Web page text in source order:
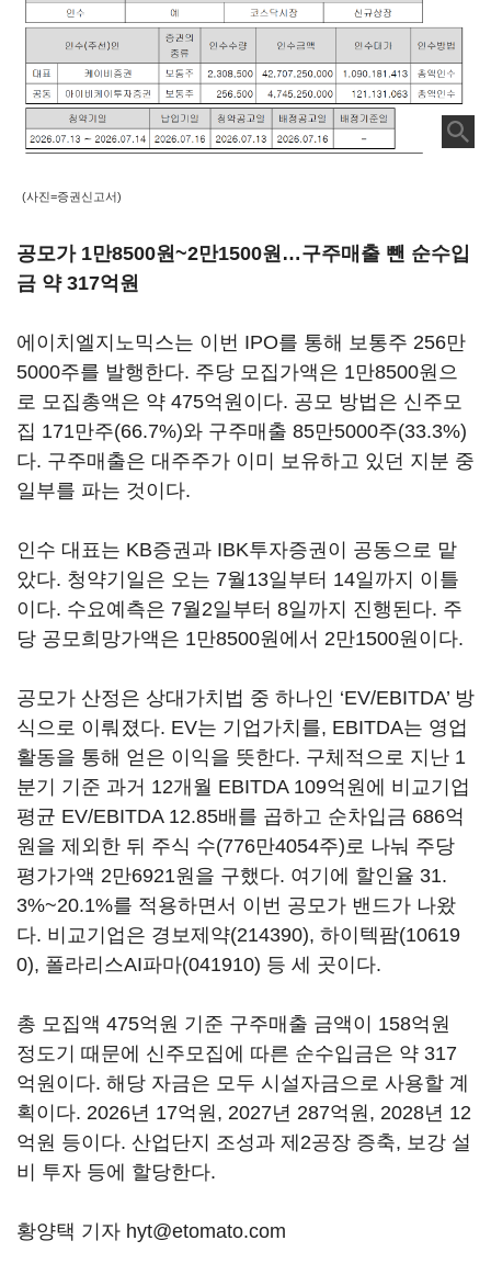
(사진=증권신고서)
공모가 1만8500원~2만1500원…구주매출 뺀 순수입
금 약 317억원
에이치엘지노믹스는 이번 IPO를 통해 보통주 256만
5000주를 발행한다. 주당 모집가액은 1만8500원으
로 모집총액은 약 475억원이다. 공모 방법은 신주모
집 171만주(66.7%)와 구주매출 85만5000주(33.3%)
다. 구주매출은 대주주가 이미 보유하고 있던 지분 중
일부를 파는 것이다.
인수 대표는 KB증권과 IBK투자증권이 공동으로 맡
았다. 청약기일은 오는 7월13일부터 14일까지 이틀
이다. 수요예측은 7월2일부터 8일까지 진행된다. 주
당 공모희망가액은 1만8500원에서 2만1500원이다.
공모가 산정은 상대가치법 중 하나인 ‘EV/EBITDA’ 방
식으로 이뤄졌다. EV는 기업가치를, EBITDA는 영업
활동을 통해 얻은 이익을 뜻한다. 구체적으로 지난 1
분기 기준 과거 12개월 EBITDA 109억원에 비교기업
평균 EV/EBITDA 12.85배를 곱하고 순차입금 686억
원을 제외한 뒤 주식 수(776만4054주)로 나눠 주당
평가가액 2만6921원을 구했다. 여기에 할인율 31.
3%~20.1%를 적용하면서 이번 공모가 밴드가 나왔
다. 비교기업은 경보제약(214390), 하이텍팜(10619
0), 폴라리스AI파마(041910) 등 세 곳이다.
총 모집액 475억원 기준 구주매출 금액이 158억원
정도기 때문에 신주모집에 따른 순수입금은 약 317
억원이다. 해당 자금은 모두 시설자금으로 사용할 계
획이다. 2026년 17억원, 2027년 287억원, 2028년 12
억원 등이다. 산업단지 조성과 제2공장 증축, 보강 설
비 투자 등에 할당한다.
황양택 기자 hyt@etomato.com